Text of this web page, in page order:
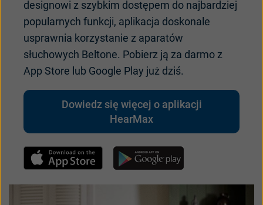
designowi z szybkim dostępem do najbardziej
popularnych funkcji, aplikacja doskonale
usprawnia korzystanie z aparatów
słuchowych Beltone. Pobierz ją za darmo z
App Store lub Google Play już dziś.
Dowiedz się więcej o aplikacji
HearMax